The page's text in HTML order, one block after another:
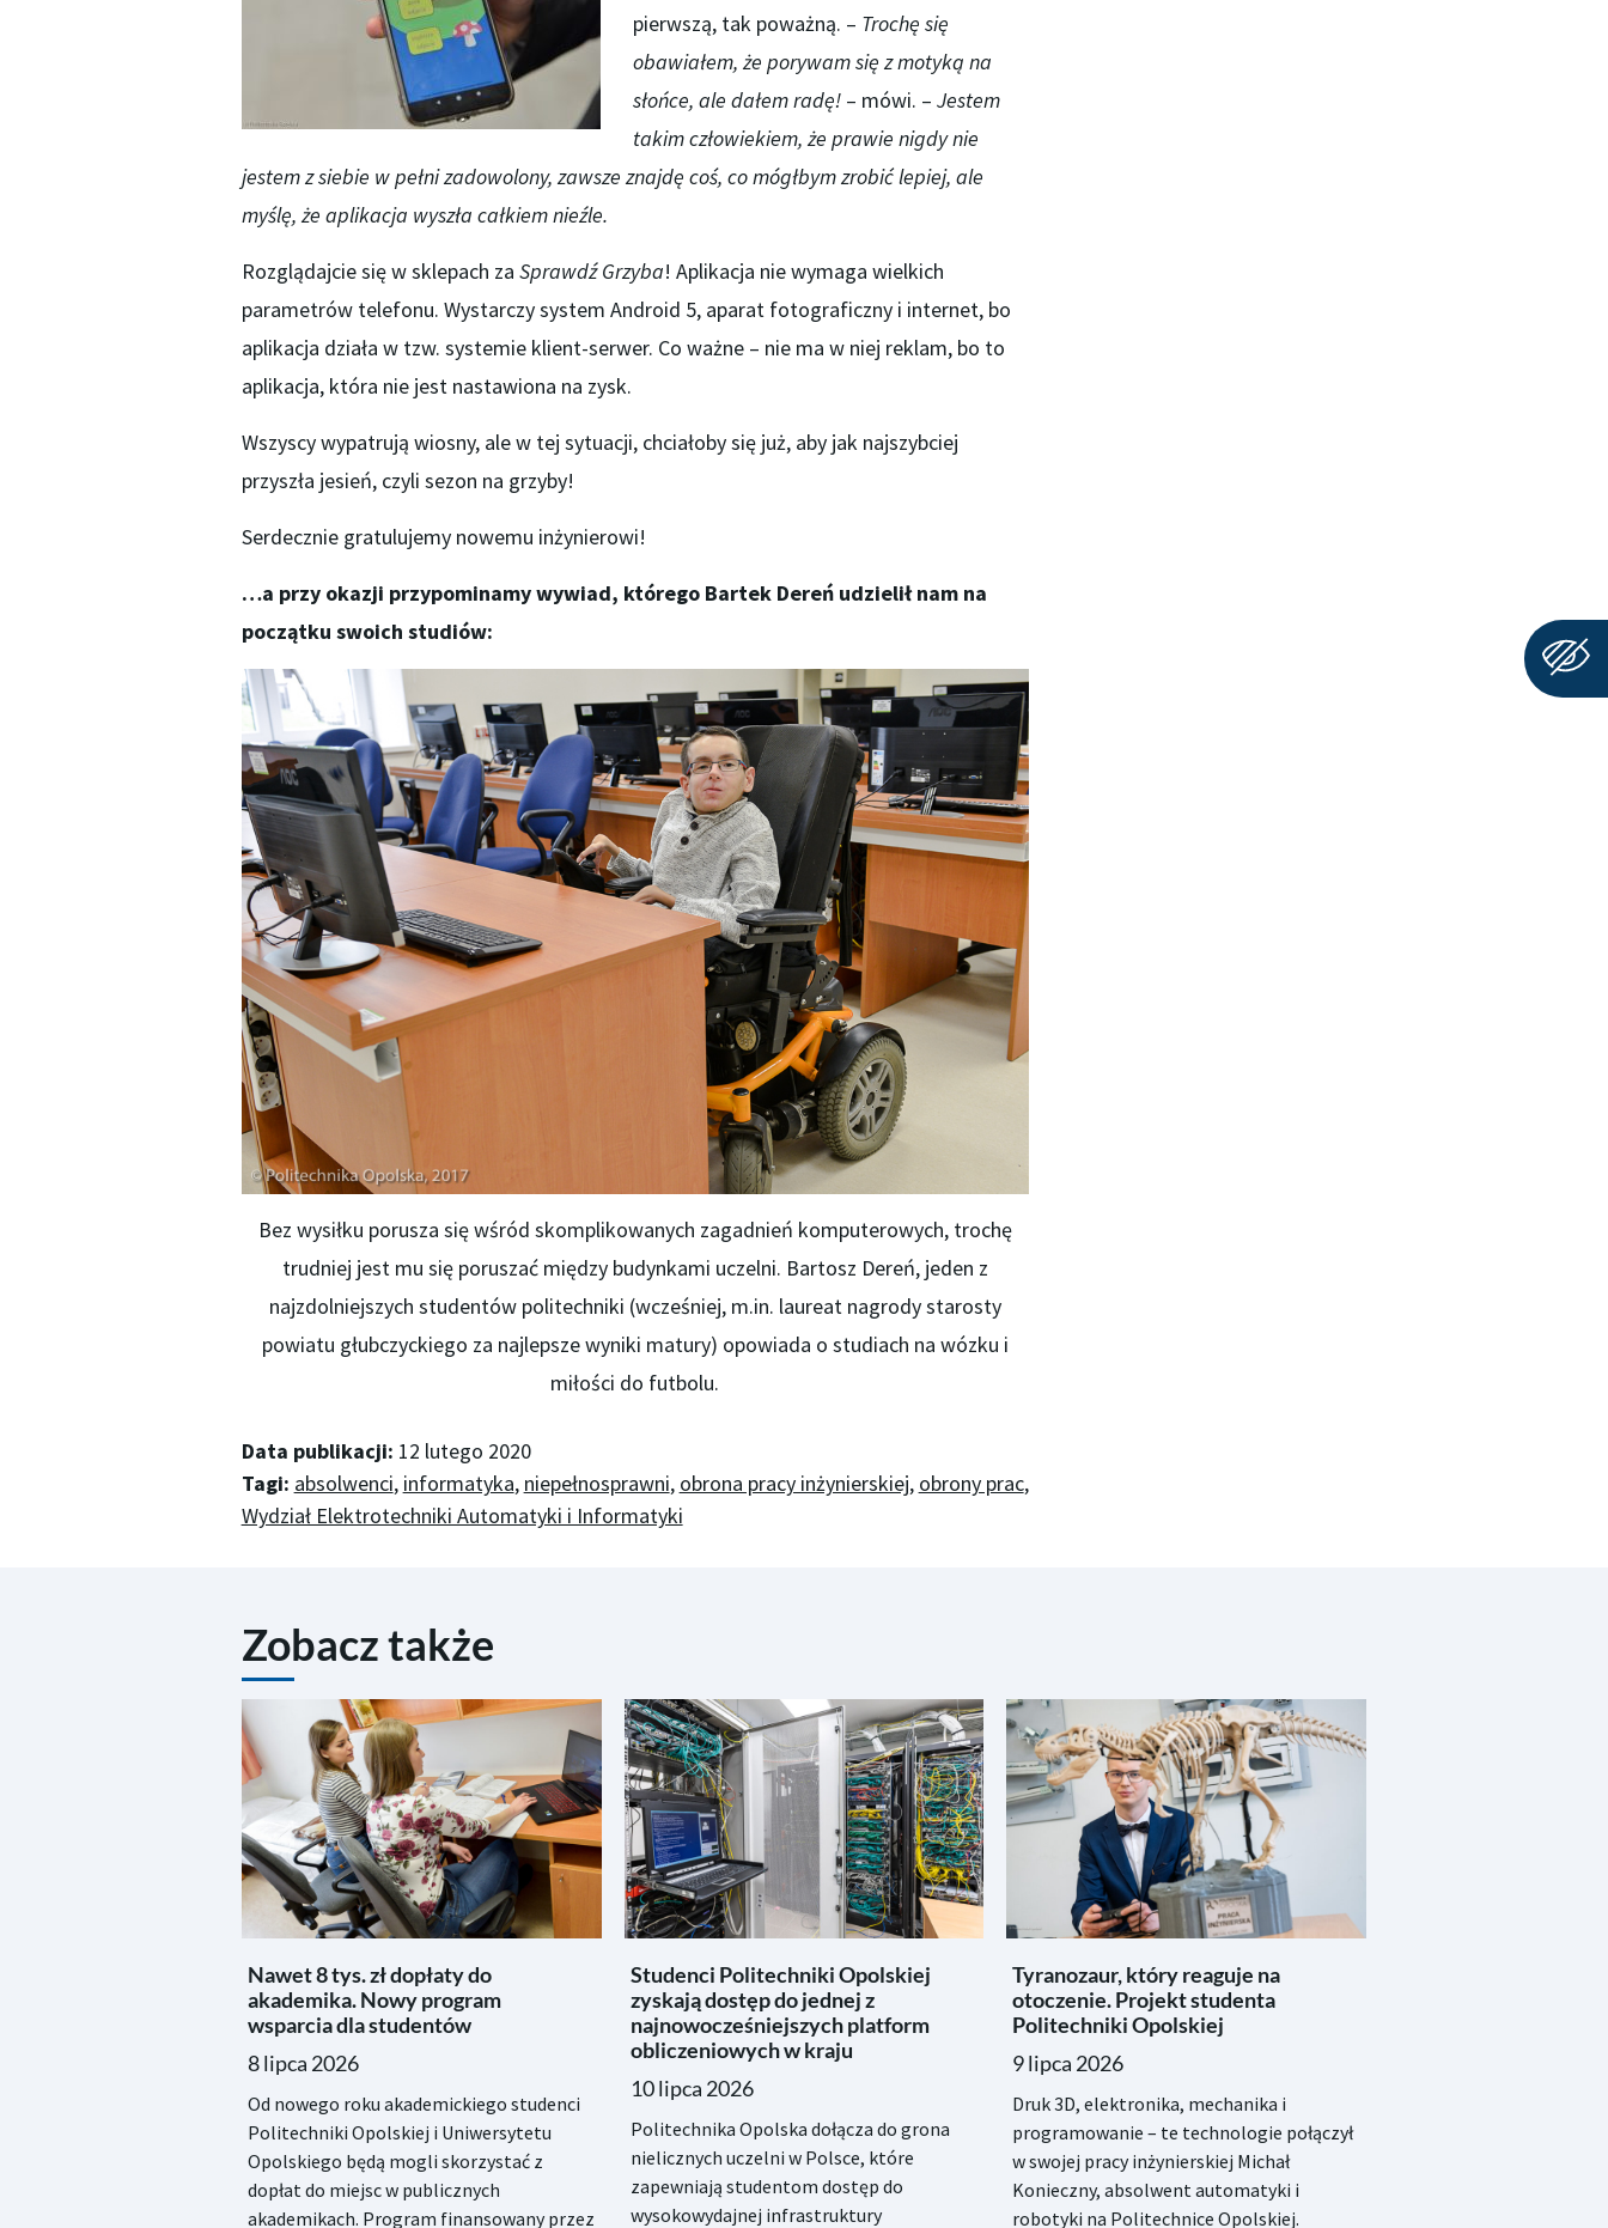
pierwszą, tak poważną. – Trochę się
obawiałem, że porywam się z motyką na
słońce, ale dałem radę!– mówi. – Jestem
takim człowiekiem, że prawie nigdy nie
jestem z siebie w pełni zadowolony, zawsze znajdę coś, co mógłbym zrobić lepiej, ale
myślę, że aplikacja wyszła całkiem nieźle.
Rozglądajcie się w sklepach za Sprawdź Grzyba! Aplikacja nie wymaga wielkich
parametrów telefonu. Wystarczy system Android 5, aparat fotograficzny i internet, bo
aplikacja działa w tzw. systemie klient-serwer. Co ważne – nie ma w niej reklam, bo to
aplikacja, która nie jest nastawiona na zysk.
Wszyscy wypatrują wiosny, ale w tej sytuacji, chciałoby się już, aby jak najszybciej
przyszła jesień, czyli sezon na grzyby!
Serdecznie gratulujemy nowemu inżynierowi!
…a przy okazji przypominamy wywiad, którego Bartek Dereń udzielił nam na
początku swoich studiów:
Bez wysiłku porusza się wśród skomplikowanych zagadnień komputerowych, trochę
trudniej jest mu się poruszać między budynkami uczelni. Bartosz Dereń, jeden z
najzdolniejszych studentów politechniki (wcześniej, m.in. laureat nagrody starosty
powiatu głubczyckiego za najlepsze wyniki matury) opowiada o studiach na wózku i
miłości do futbolu.
Data publikacji: 12 lutego 2020
Tagi: absolwenci, informatyka, niepełnosprawni, obrona pracy inżynierskiej, obrony prac,
Wydział Elektrotechniki Automatyki i Informatyki
Zobacz także
Nawet 8 tys. zł dopłaty do
akademika. Nowy program
wsparcia dla studentów
8 lipca 2026
Od nowego roku akademickiego studenci
Politechniki Opolskiej i Uniwersytetu
Opolskiego będą mogli skorzystać z
dopłat do miejsc w publicznych
akademikach. Program finansowany przez
Studenci Politechniki Opolskiej
zyskają dostęp do jednej z
najnowocześniejszych platform
obliczeniowych w kraju
10 lipca 2026
Politechnika Opolska dołącza do grona
nielicznych uczelni w Polsce, które
zapewniają studentom dostęp do
wysokowydajnej infrastruktury
Tyranozaur, który reaguje na
otoczenie. Projekt studenta
Politechniki Opolskiej
9 lipca 2026
Druk 3D, elektronika, mechanika i
programowanie – te technologie połączył
w swojej pracy inżynierskiej Michał
Konieczny, absolwent automatyki i
robotyki na Politechnice Opolskiej.